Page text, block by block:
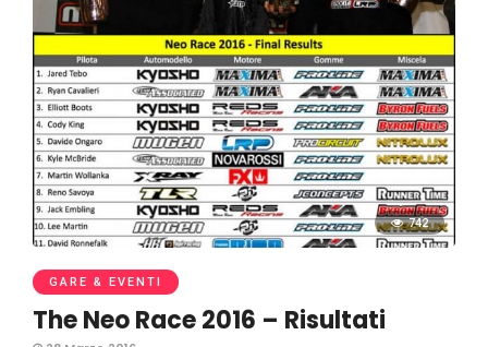
742
GARE & EVENTI
The Neo Race 2016 – Risultati